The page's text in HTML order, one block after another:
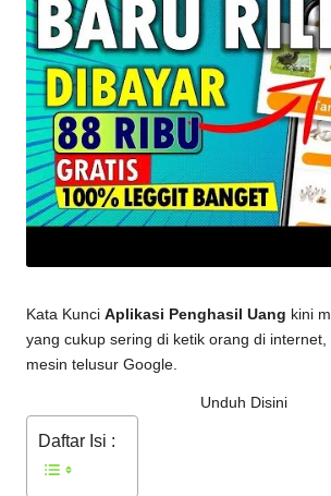
Kata Kunci Aplikasi Penghasil Uang kini
yang cukup sering di ketik orang di
mesin telusur Google.
Unduh Disini
Daftar Isi :